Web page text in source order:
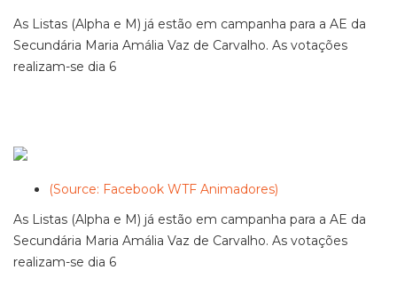
As Listas (Alpha e M) já estão em campanha para a AE da
Secundária Maria Amália Vaz de Carvalho. As votações
realizam-se dia 6
(Source: Facebook WTF Animadores)
As Listas (Alpha e M) já estão em campanha para a AE da
Secundária Maria Amália Vaz de Carvalho. As votações
realizam-se dia 6